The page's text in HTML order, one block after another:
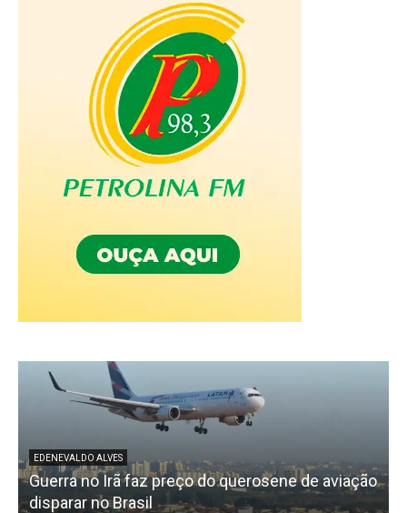
EDENEVALDO ALVES
Guerra no Irã faz preço do querosene de aviação
disparar no Brasil